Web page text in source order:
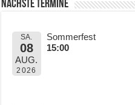
Nächste Termine
SA.
08
AUG.
2026
Sommerfest
15:00